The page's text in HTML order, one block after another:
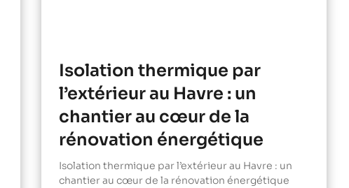
Isolation thermique par
l’extérieur au Havre : un
chantier au cœur de la
rénovation énergétique
Isolation thermique par l’extérieur au Havre : un
chantier au cœur de la rénovation énergétique